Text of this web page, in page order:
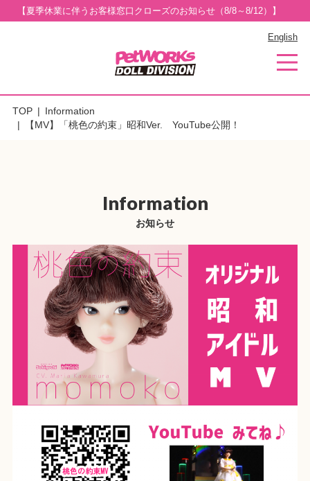
【夏季休業に伴うお客様窓口クローズのお知らせ（8/8～8/12）】
English
TOP
Information
【MV】「桃色の約束」昭和Ver. YouTube公開！
Information
お知らせ